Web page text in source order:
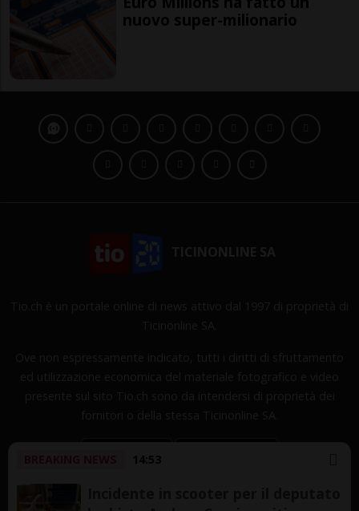
14:53
nuovo super-milionario